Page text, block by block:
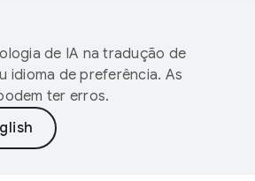
de IA na tradução de
idioma de preferência. As
ter erros.